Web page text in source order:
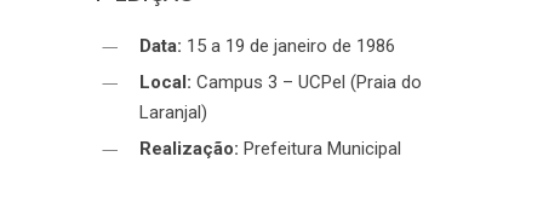
Data: 15 a 19 de janeiro de 1986
Local: Campus 3 – UCPel (Praia do
Laranjal)
Realização: Prefeitura Municipal